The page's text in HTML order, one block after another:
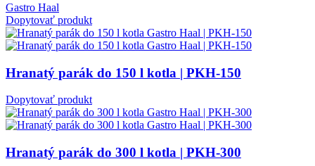
Gastro Haal
Dopytovať produkt
Hranatý parák do 150 l kotla | PKH-150
Dopytovať produkt
Hranatý parák do 300 l kotla | PKH-300